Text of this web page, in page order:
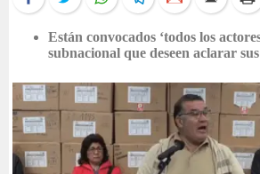
Están convocados ‘todos los
subnacional que deseen aclarar